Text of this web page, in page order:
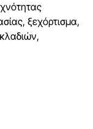
ξεχόρτισμα,